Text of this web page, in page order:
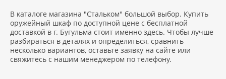
В каталоге магазина "Стальком" большой выбор. Купить
оружейный шкаф по доступной цене с бесплатной
доставкой в г. Бугульма стоит именно здесь. Чтобы лучше
разбираться в деталях и определиться, сравнить
несколько вариантов, оставьте заявку на сайте или
свяжитесь с нашим менеджером по телефону.